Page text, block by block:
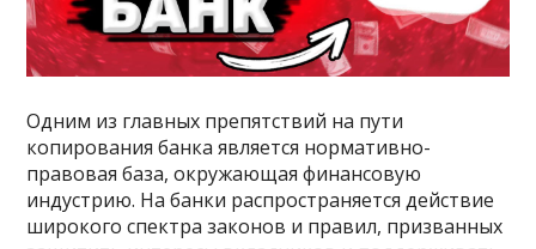
Одним из главных препятствий на пути
копирования банка является нормативно-
правовая база, окружающая финансовую
индустрию. На банки распространяется действие
широкого спектра законов и правил, призванных